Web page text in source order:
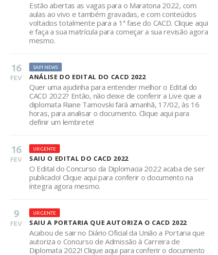
Estão abertas as vagas para o Maratona 2022, com
aulas ao vivo e também gravadas, e com conteúdos
voltados totalmente para a 1ª fase do CACD. Clique aqui
e faça a sua matrícula para começar a sua revisão agora
mesmo.
16
FEV
SAPI NEWS
ANÁLISE DO EDITAL DO CACD 2022
Quer uma ajudinha para entender melhor o Edital do
CACD 2022? Então, não deixe de conferir a Live que a
diplomata Riane Tarnovski fará amanhã, 17/02, às 16
horas, para analisar o documento. Clique aqui para
definir um lembrete!
16
FEV
URGENTE
SAIU O EDITAL DO CACD 2022
O Edital do Concurso da Diplomacia 2022 acaba de ser
publicado! Clique aqui para conferir o documento na
íntegra agora mesmo.
9
FEV
URGENTE
SAIU A PORTARIA QUE AUTORIZA O CACD 2022
Acabou de sair no Diário Oficial da União a Portaria que
autoriza o Concurso de Admissão à Carreira de
Diplomata 2022! Clique aqui para conferir o documento